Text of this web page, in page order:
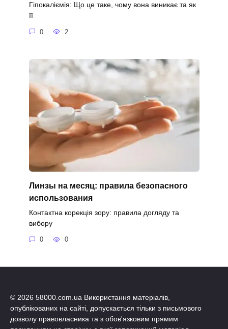
Гіпокаліємія: Що це таке, чому вона виникає та як
її
0 2
Линзы на месяц: правила безопасного
использования
Контактна корекція зору: правила догляду та
вибору
0 0
© 2026 58000.com.ua Використання матеріалів,
опублікованих на сайті, допускається тільки з письмового
дозволу правовласника та з обов'язковим прямим